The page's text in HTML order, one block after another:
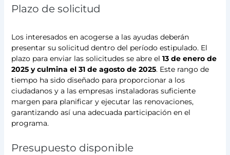
Plazo de solicitud
Los interesados en acogerse a las ayudas deberán
presentar su solicitud dentro del período estipulado. El
plazo para enviar las solicitudes se abre el 13 de enero de
2025 y culmina el 31 de agosto de 2025. Este rango de
tiempo ha sido diseñado para proporcionar a los
ciudadanos y a las empresas instaladoras suficiente
margen para planificar y ejecutar las renovaciones,
garantizando así una adecuada participación en el
programa.
Presupuesto disponible